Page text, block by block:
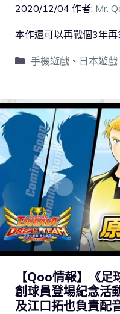
2020/12/04 作者: Mr.
本作還可以再戰個3年再
手機遊戲、 日本遊戲
【Qoo情報】《
創球員登場紀念活
及江口拓也負責配